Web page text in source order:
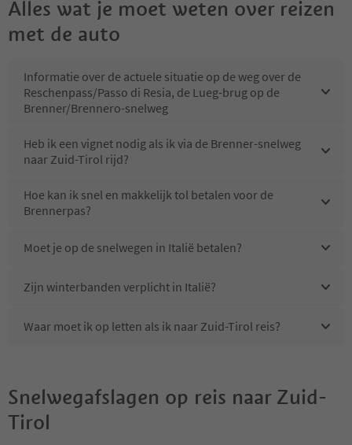
Alles wat je moet weten over reizen
met de auto
Informatie over de actuele situatie op de weg over de
Reschenpass/Passo di Resia, de Lueg-brug op de
Brenner/Brennero-snelweg
Heb ik een vignet nodig als ik via de Brenner-snelweg
naar Zuid-Tirol rijd?
Hoe kan ik snel en makkelijk tol betalen voor de
Brennerpas?
Moet je op de snelwegen in Italië betalen?
Zijn winterbanden verplicht in Italië?
Waar moet ik op letten als ik naar Zuid-Tirol reis?
Snelwegafslagen op reis naar Zuid-
Tirol